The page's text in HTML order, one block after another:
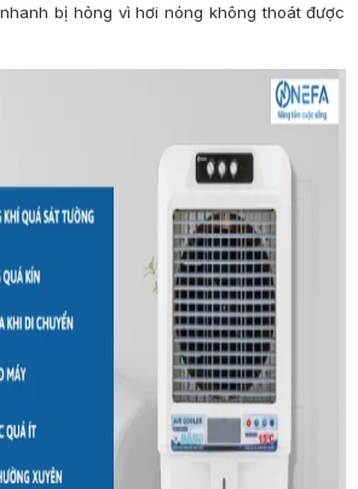
bị hỏng vì hơi nóng không thoát được